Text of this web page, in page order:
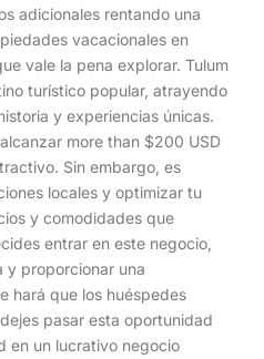
adicionales rentando una
vacacionales en
vale la pena explorar. Tulum
turístico popular, atrayendo
y experiencias únicas.
more than $200 USD
Sin embargo, es
locales y optimizar tu
y comodidades que
entrar en este negocio,
y proporcionar una
hará que los huéspedes
pasar esta oportunidad
en un lucrativo negocio